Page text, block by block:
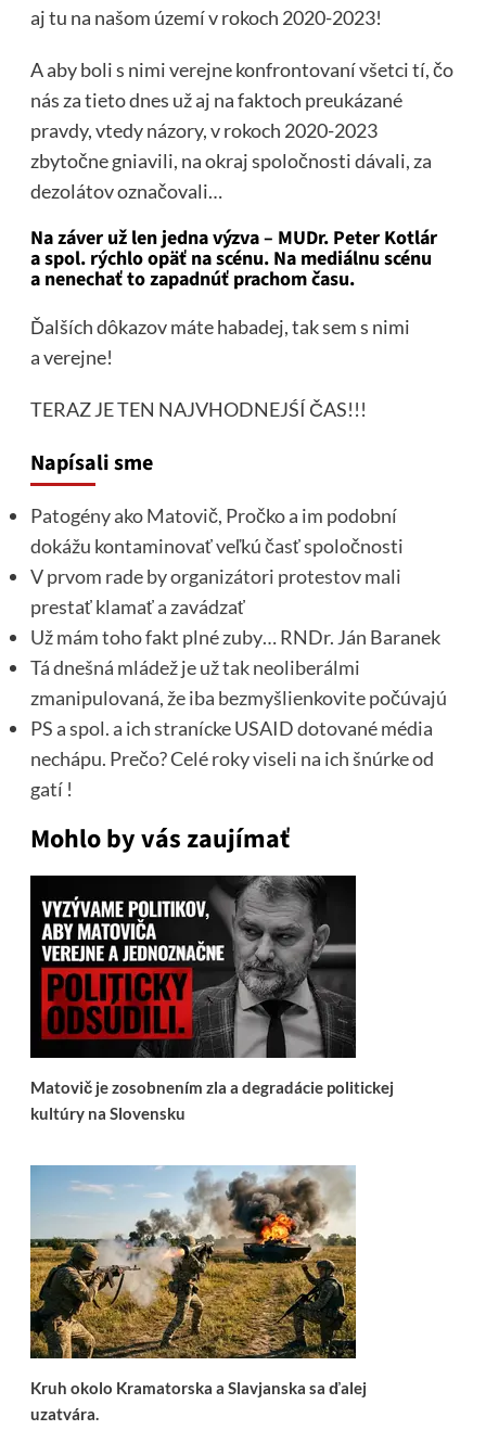
aj tu na našom území v rokoch 2020-2023!
A aby boli s nimi verejne konfrontovaní všetci tí, čo
nás za tieto dnes už aj na faktoch preukázané
pravdy, vtedy názory, v rokoch 2020-2023
zbytočne gniavili, na okraj spoločnosti dávali, za
dezolátov označovali…
Na záver už len jedna výzva – MUDr. Peter Kotlár
a spol. rýchlo opäť na scénu. Na mediálnu scénu
a nenechať to zapadnúť prachom času.
Ďalších dôkazov máte habadej, tak sem s nimi
a verejne!
TERAZ JE TEN NAJVHODNEJŚÍ ČAS!!!
Napísali sme
Patogény ako Matovič, Pročko a im podobní
dokážu kontaminovať veľkú časť spoločnosti
V prvom rade by organizátori protestov mali
prestať klamať a zavádzať
Už mám toho fakt plné zuby… RNDr. Ján Baranek
Tá dnešná mládež je už tak neoliberálmi
zmanipulovaná, že iba bezmyšlienkovite počúvajú
PS a spol. a ich stranícke USAID dotované média
nechápu. Prečo? Celé roky viseli na ich šnúrke od
gatí !
Mohlo by vás zaujímať
Matovič je zosobnením zla a degradácie politickej
kultúry na Slovensku
Kruh okolo Kramatorska a Slavjanska sa ďalej
uzatvára.